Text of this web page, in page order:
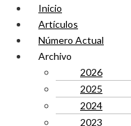
Inicio
Artículos
Número Actual
Archivo
2026
2025
2024
2023